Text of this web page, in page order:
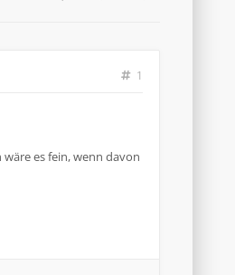
1
es fein, wenn davon